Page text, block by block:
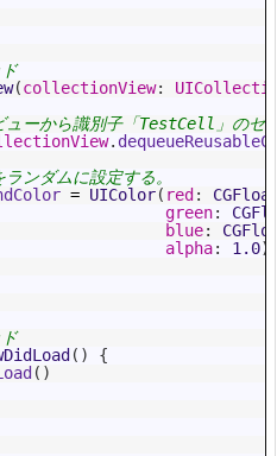
(collectionView:
ーから識別子「TestCell」のセ
.
ンダムに設定する。
= UIColor( red :
green:
blue:
alpha: 1.0)
( )
{
( )